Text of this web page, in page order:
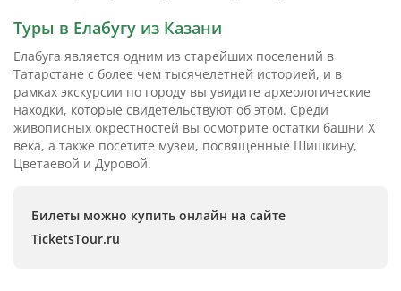
Туры в Елабугу из Казани
Елабуга является одним из старейших поселений в
Татарстане с более чем тысячелетней историей, и в
рамках экскурсии по городу вы увидите археологические
находки, которые свидетельствуют об этом. Среди
живописных окрестностей вы осмотрите остатки башни X
века, а также посетите музеи, посвященные Шишкину,
Цветаевой и Дуровой.
Билеты можно купить онлайн на сайте
TicketsTour.ru